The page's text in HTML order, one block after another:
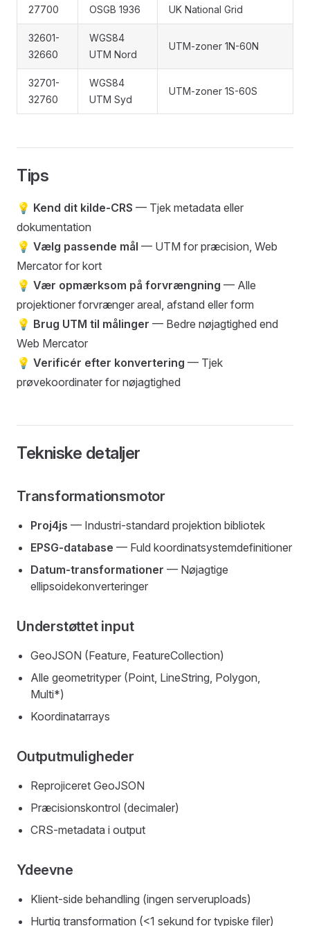
27700 OSGB 1936 UK National Grid
32601-
32660
WGS84
UTM Nord
UTM-zoner 1N-60N
32701-
32760
WGS84
UTM Syd
UTM-zoner 1S-60S
Tips
💡 Kend dit kilde-CRS — Tjek metadata eller
dokumentation
💡 Vælg passende mål — UTM for præcision, Web
Mercator for kort
💡 Vær opmærksom på forvrængning — Alle
projektioner forvrænger areal, afstand eller form
💡 Brug UTM til målinger — Bedre nøjagtighed end
Web Mercator
💡 Verificér efter konvertering — Tjek
prøvekoordinater for nøjagtighed
Tekniske detaljer
Transformationsmotor
Proj4js — Industri-standard projektion bibliotek
EPSG-database — Fuld koordinatsystemdefinitioner
Datum-transformationer — Nøjagtige
ellipsoidekonverteringer
Understøttet input
GeoJSON (Feature, FeatureCollection)
Alle geometrityper (Point, LineString, Polygon,
Multi*)
Koordinatarrays
Outputmuligheder
Reprojiceret GeoJSON
Præcisionskontrol (decimaler)
CRS-metadata i output
Ydeevne
Klient-side behandling (ingen serveruploads)
Hurtig transformation (<1 sekund for typiske filer)